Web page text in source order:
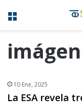
Menú
10 Ene, 2025
La ESA revela